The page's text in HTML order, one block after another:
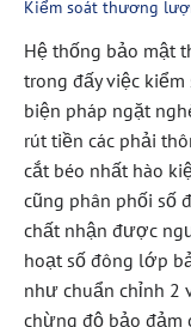
Kiểm soát thương
Hệ thống bảo mật
trong đấy việc
biện pháp ngặt
rút tiền các phải
cắt béo nhất hào
cũng phân phối số
chất nhận được
hoạt số đông lớp
như chuẩn chỉnh 2
chừng độ bảo đảm